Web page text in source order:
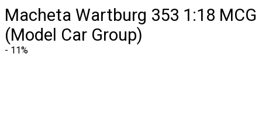
Macheta Wartburg 353 1:18 MCG
(Model Car Group)
- 11%